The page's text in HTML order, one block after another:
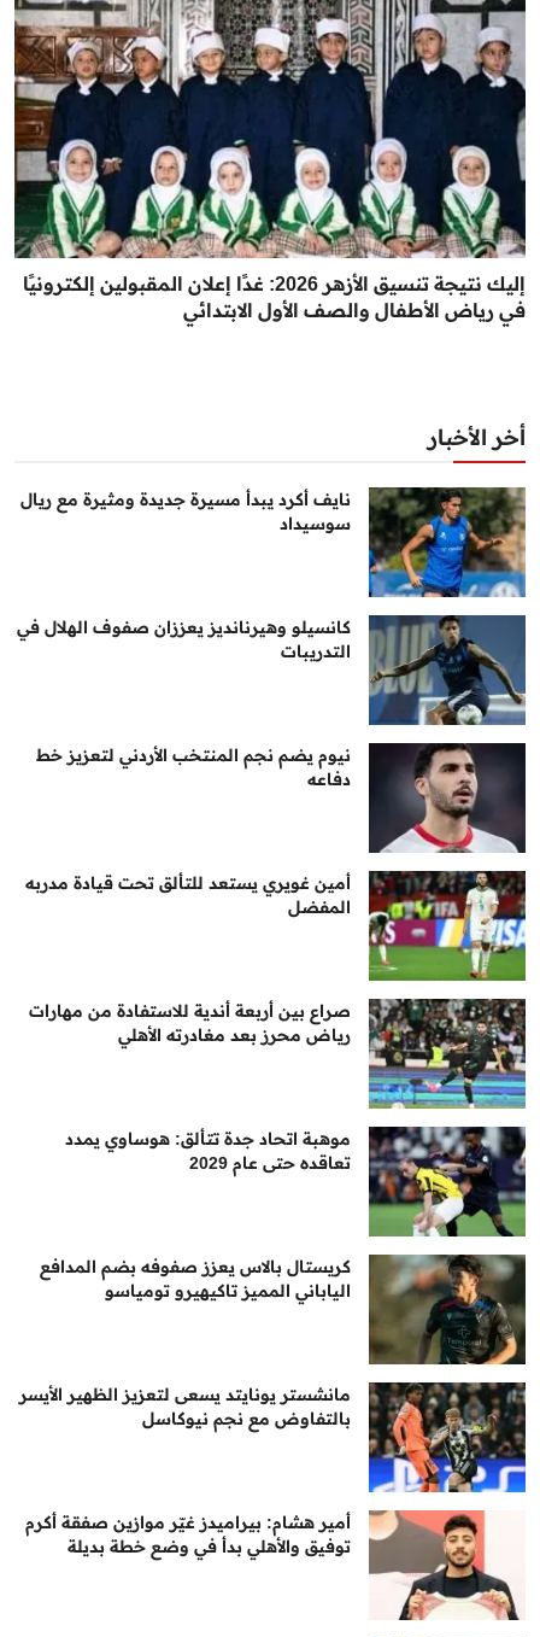
إليك نتيجة تنسيق الأزهر 2026: غدًا إعلان المقبولين إلكترونيًا
في رياض الأطفال والصف الأول الابتدائي
أخر الأخبار
نايف أكرد يبدأ مسيرة جديدة ومثيرة مع ريال
سوسيداد
كانسيلو وهيرنانديز يعززان صفوف الهلال في
التدريبات
نيوم يضم نجم المنتخب الأردني لتعزيز خط
دفاعه
أمين غويري يستعد للتألق تحت قيادة مدربه
المفضل
صراع بين أربعة أندية للاستفادة من مهارات
رياض محرز بعد مغادرته الأهلي
موهبة اتحاد جدة تتألق: هوساوي يمدد
تعاقده حتى عام 2029
كريستال بالاس يعزز صفوفه بضم المدافع
الياباني المميز تاكيهيرو تومياسو
مانشستر يونايتد يسعى لتعزيز الظهير الأيسر
بالتفاوض مع نجم نيوكاسل
أمير هشام: بيراميدز غيّر موازين صفقة أكرم
توفيق والأهلي بدأ في وضع خطة بديلة